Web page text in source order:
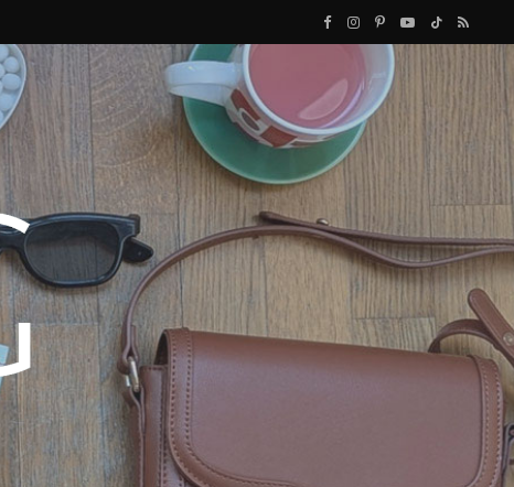
F
c
o
k
I
s
g
a
P
r
Y
b
e
T
k
R